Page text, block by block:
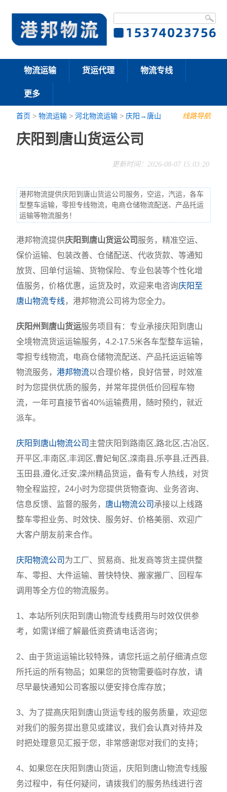
物流运输 货运代理 物流专线
更多
线路导航
首页 >物流运输 >河北物流运输 > 庆阳→唐山
庆阳到唐山货运公司
更新时间：2026-08-07 15:03:20
港邦物流提供庆阳到唐山货运公司服务，空运，汽运，各车
型整车运输，零担专线物流，电商仓储物流配送、产品托运
运输等物流服务！
港邦物流提供庆阳到唐山货运公司 服务，精准空运、
保价运输、包装改善、仓储配送、代收货款、等通知
放货、回单付运输、货物保险、专业包装等个性化增
值服务，价格优惠，运货及时，欢迎来电咨询庆阳至
唐山物流专线 ，港邦物流公司将为您全力。
庆阳州到唐山货运服务项目有：专业承接庆阳到唐山
全境物流货运运输服务，4.2-17.5米各车型整车运输，
零担专线物流，电商仓储物流配送、产品托运运输等
物流服务，港邦物流以合理价格，良好信誉，时效准
时为您提供优质的服务，并常年提供低价回程车物
流，一年可直接节省40%运输费用，随时预约，就近
派车。
庆阳到唐山物流公司 主营庆阳到路南区,路北区,古冶区,
开平区,丰南区,丰润区,曹妃甸区,滦南县,乐亭县,迁西县,
玉田县,遵化,迁安,滦州精品货运，备有专人热线，对货
物全程监控，24小时为您提供货物查询、业务咨询、
信息反馈、监督的服务， 唐山物流公司 承接以上线路
整车零担业务、时效快、服务好、价格美丽、欢迎广
大客户朋友前来合作。
庆阳物流公司 为工厂、贸易商、批发商等货主提供整
车、零担、大件运输、普快特快、搬家搬厂、回程车
调用等全方位的物流服务。
1、本站所列庆阳到唐山物流专线费用与时效仅供参
考，如需详细了解最低资费请电话咨询；
2、由于货运运输比较特殊，请您托运之前仔细清点您
所托运的所有物品；如果您的货物需要临时存放，请
尽早最快通知公司客服以便安排仓库存放；
3、为了提高庆阳到唐山货运专线的服务质量，欢迎您
对我们的服务提出意见或建议，我们会认真对待并及
时把处理意见汇报于您，非常感谢您对我们的支持；
4、如果您在庆阳到唐山货运，庆阳到唐山物流专线服
务过程中，有任何疑问，请拨我们的服务热线进行咨